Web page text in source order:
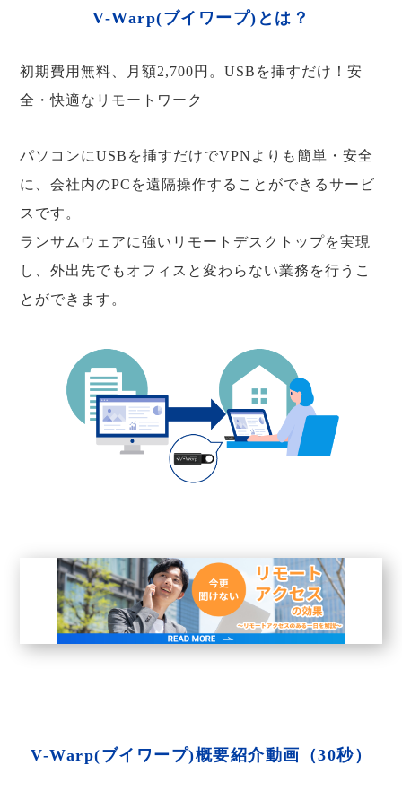
V-Warp(ブイワープ)とは？
初期費用無料、月額2,700円。USBを挿すだけ！安
全・快適なリモートワーク
パソコンにUSBを挿すだけでVPNよりも簡単・安全
に、会社内のPCを遠隔操作することができるサービ
スです。
ランサムウェアに強いリモートデスクトップを実現
し、外出先でもオフィスと変わらない業務を行うこ
とができます。
V-Warp(ブイワープ)概要紹介動画（30秒）